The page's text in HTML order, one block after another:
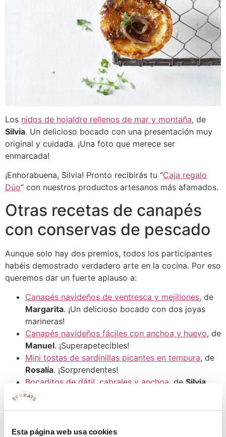
Esta página web usa cookies
Los nidos de hojaldre rellenos de mar y montaña, de
Silvia. Un delicioso bocado con una presentación muy
original y cuidada. ¡Una foto que merece ser
enmarcada!
¡Enhorabuena, Silvia! Pronto recibirás tu “Caja regalo
Dúo” con nuestros productos artesanos más afamados.
Otras recetas de canapés
con conservas de pescado
Aunque solo hay dos premios, todos los participantes
habéis demostrado verdadero arte en la cocina. Por eso
queremos dar un fuerte aplauso a:
Canapés navideños de ventresca y mejillones, de
Margarita. ¡Un delicioso bocado con dos joyas
marineras!
Canapés navideños fáciles con anchoa y huevo, de
Manuel. ¡Superapetecibles!
Mini tostas de sardinillas picantes en tempura, de
Rosalía. ¡Sorprendentes!
Bocaditos de dátil, cabrales y anchoa , de Silvia
Una delicia llena de contrastes.
Canapés navideños con pan de molde